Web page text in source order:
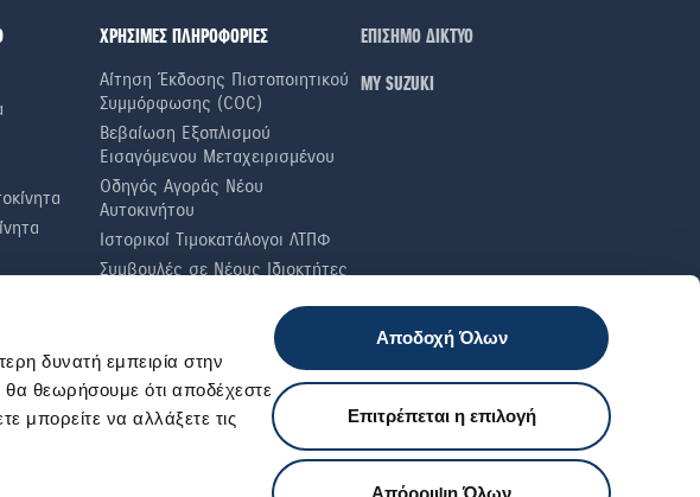
δυνατή εμπειρία στην
θα θεωρήσουμε ότι αποδέχεστε
μπορείτε να αλλάξετε τις
Αποδοχή Όλων
Επιτρέπεται η επιλογή
Απόρριψη Όλων
ΧΡΗΣΙΜΕΣ ΠΛΗΡΟΦΟΡΙΕΣ
Αίτηση Έκδοσης Πιστοποιητικού
Συμμόρφωσης (COC)
Βεβαίωση Εξοπλισμού
Εισαγόμενου Μεταχειρισμένου
Οδηγός Αγοράς Νέου
Αυτοκινήτου
Ιστορικοί Τιμοκατάλογοι ΛΤΠΦ
Συμβουλές σε Nέους Iδιοκτήτες
Τακτικοί Έλεγχοι
ΕΠΙΣΗΜΟ ΔΙΚΤΥΟ
ΜΥ SUZUKI
Εξυπηρέτηση πελατών